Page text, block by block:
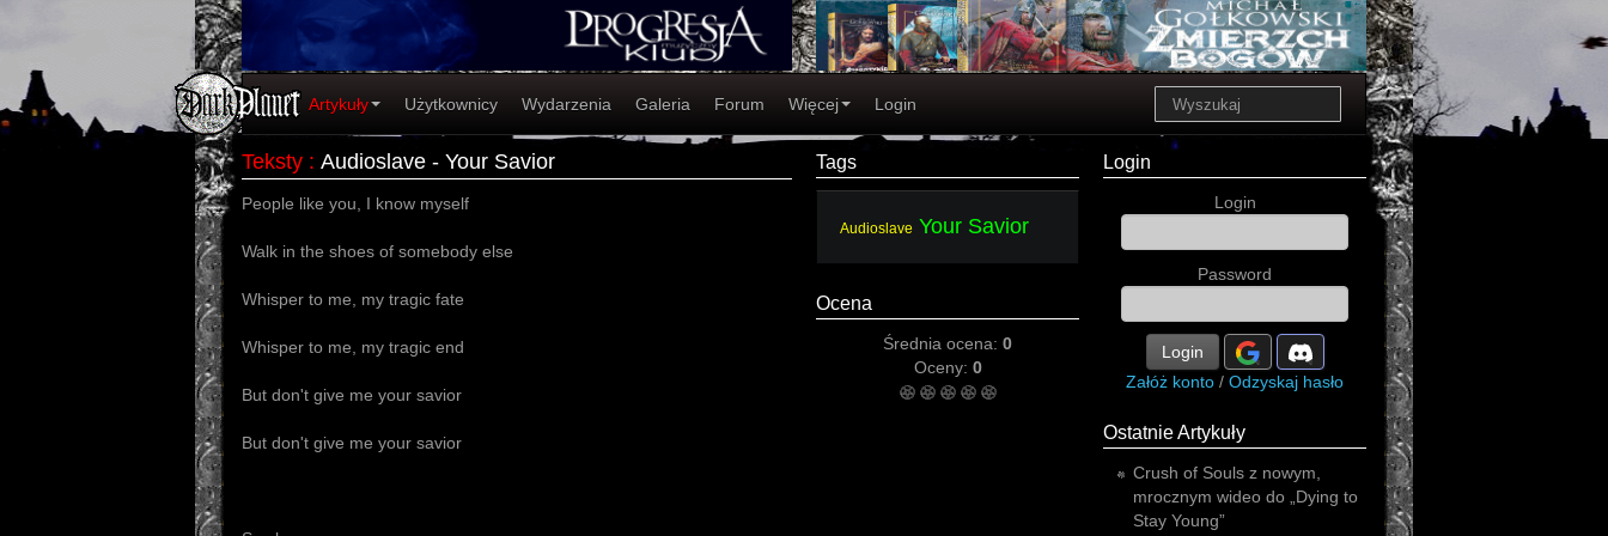
Artykuły Użytkownicy Wydarzenia Galeria Forum Więcej Login
Teksty : Audioslave - Your Savior
People like you, I know myself
Walk in the shoes of somebody else
Whisper to me, my tragic fate
Whisper to me, my tragic end
But don't give me your savior
But don't give me your savior
Tags
Audioslave Your Savior
Ocena
Średnia ocena: 0
Oceny: 0
Login
Login
Password
Login
Załóż konto / Odzyskaj hasło
Ostatnie Artykuły
Crush of Souls z nowym,
mrocznym wideo do „Dying to
Stay Young”